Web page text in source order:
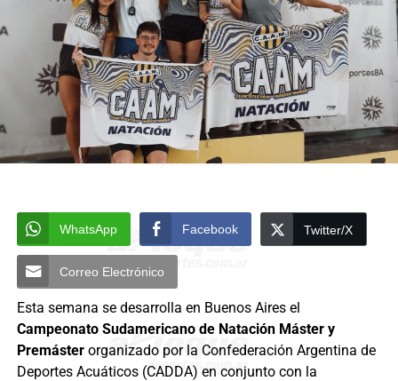
WhatsApp Facebook Twitter/X
Correo Electrónico
Esta semana se desarrolla en Buenos Aires el
Campeonato Sudamericano de Natación Máster y
Premáster organizado por la Confederación Argentina de
Deportes Acuáticos (CADDA) en conjunto con la